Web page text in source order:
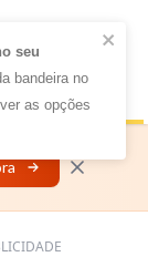
seu
bandeira no
as opções